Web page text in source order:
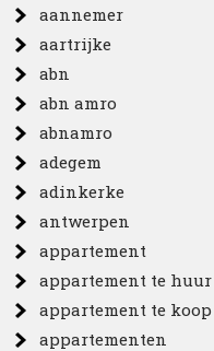
aannemer
aartrijke
abn
abn amro
abnamro
adegem
adinkerke
antwerpen
appartement
appartement te huur
appartement te koop
appartementen